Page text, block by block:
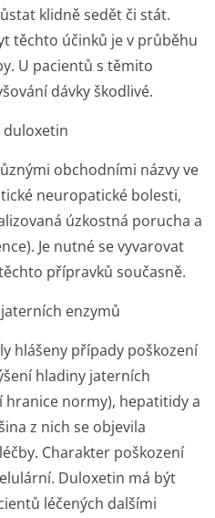
klidně sedět či stát.
těchto účinků je v průběhu
U pacientů s těmito
dávky škodlivé.
duloxetin
obchodními názvy ve
neuropatické bolesti,
úzkostná porucha a
Je nutné se vyvarovat
přípravků současně.
enzymů
hlášeny případy poškození
hladiny jaterních
hranice normy), hepatitidy a
z nich se objevila
Charakter poškození
Duloxetin má být
léčených dalšími